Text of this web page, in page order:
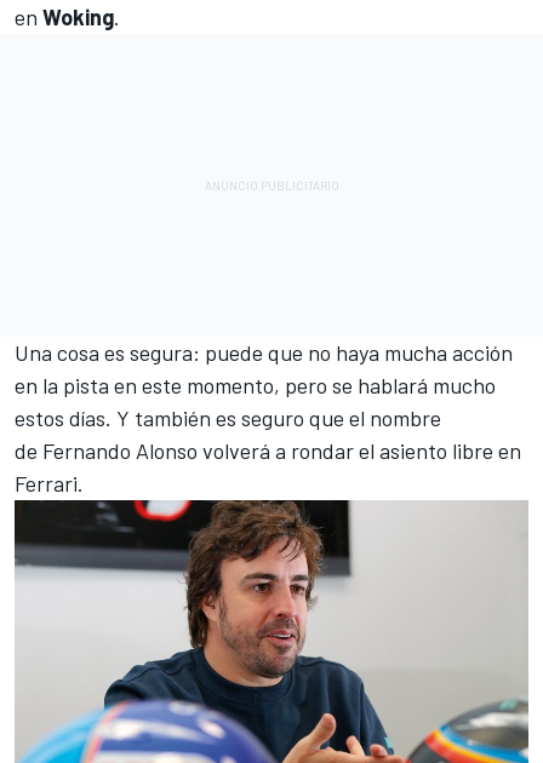
en Woking.
Una cosa es segura: puede que no haya mucha acción
en la pista en este momento, pero se hablará mucho
estos días. Y también es seguro que el nombre
de Fernando Alonso volverá a rondar el asiento libre en
Ferrari.